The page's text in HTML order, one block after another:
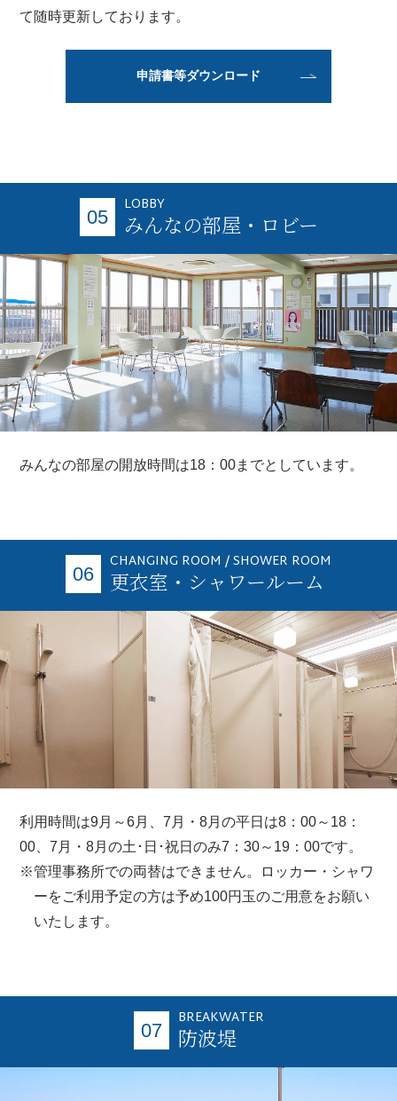
て随時更新しております。
申請書等ダウンロード
05
LOBBY
みんなの部屋・ロビー
みんなの部屋の開放時間は18：00までとしています。
06
CHANGING ROOM / SHOWER ROOM
更衣室・シャワールーム
利用時間は9月～6月、7月・8月の平日は8：00～18：
00、7月・8月の土･日･祝日のみ7：30～19：00です。
※管理事務所での両替はできません。ロッカー・シャワ
ーをご利用予定の方は予め100円玉のご用意をお願い
いたします。
07
BREAKWATER
防波堤